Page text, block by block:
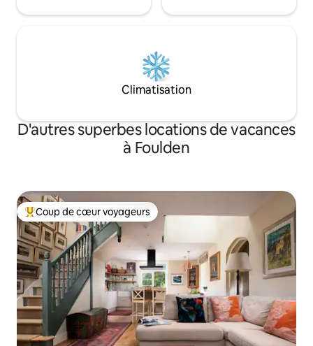
Climatisation
D'autres superbes locations de vacances
à Foulden
Coup de cœur voyageurs parmi les plus aimés
Coup de cœur voyageurs